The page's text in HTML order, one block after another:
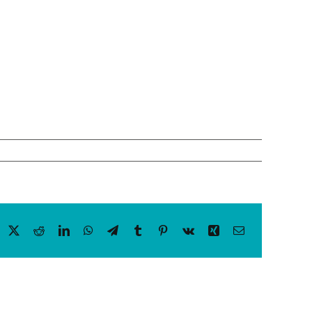
Facebook RedditLinkedInWhatsApp
TelegramTumblr Pinterest
Vk Xing Email